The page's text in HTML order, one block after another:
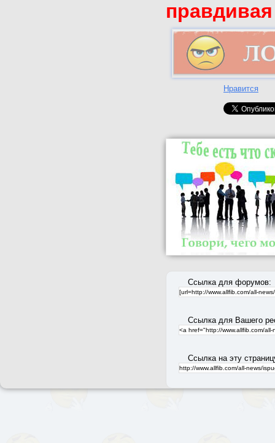
правдивая
Нравится
Ссылка для форумов:
Ссылка для Вашего
Ссылка на эту